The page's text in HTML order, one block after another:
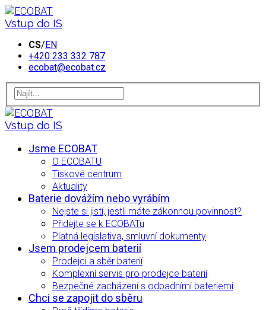
Vstup do IS
CS/EN
+420 233 332 787
ecobat@ecobat.cz
Vstup do IS
Jsme ECOBAT
O ECOBATU
Tiskové centrum
Aktuality
Baterie dovážím nebo vyrábím
Nejste si jistí, jestli máte zákonnou povinnost?
Přidejte se k ECOBATu
Platná legislativa, smluvní dokumenty
Jsem prodejcem baterií
Prodejci a sběr baterií
Komplexní servis pro prodejce baterií
Bezpečné zacházení s odpadními bateriemi
Chci se zapojit do sběru